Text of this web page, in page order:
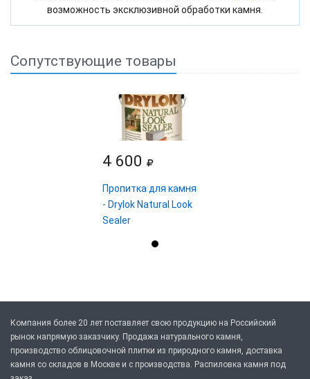
возможность эксклюзивной обработки камня.
Сопутствующие товары
4 600
Пропитка для камня
- Drylok Natural Look
Sealer
Компания более 20 лет поставляет свою продукцию на Российский
рынок напрямую заказчику. Продажа натурального камня,
производство облицовочной плитки из природного камня, доставка
камня со складов в Москве и с производства. Распиловка камня под